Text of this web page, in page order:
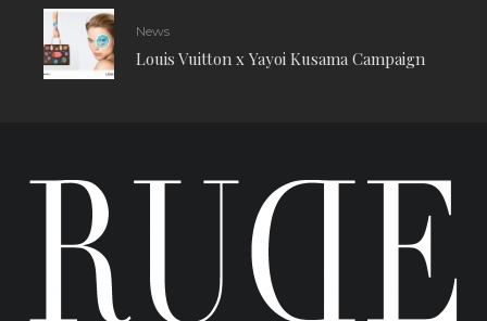
News
Louis Vuitton x Yayoi Kusama Campaign